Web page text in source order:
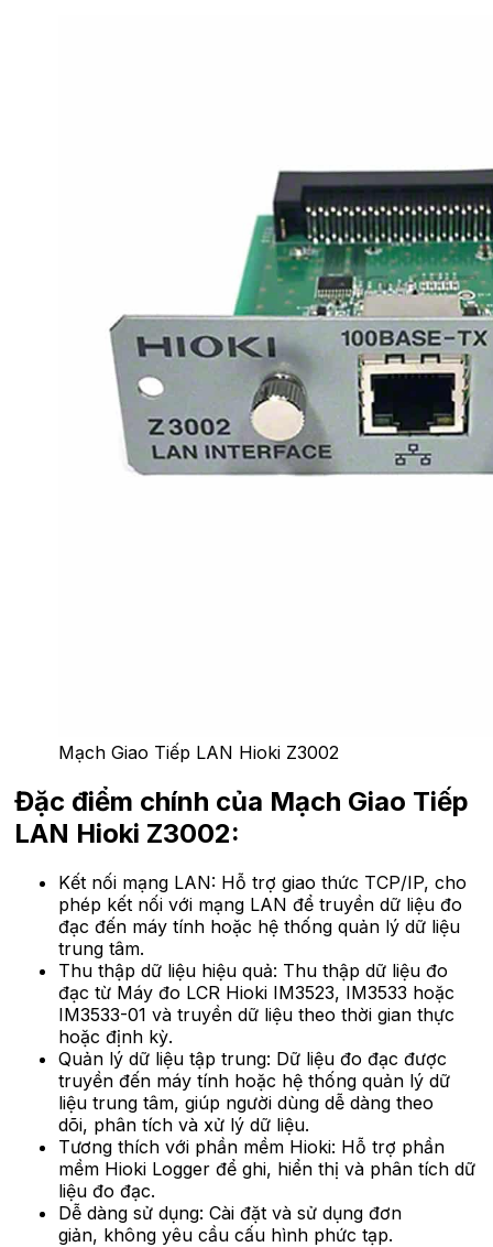
Mạch Giao Tiếp LAN Hioki Z3002
Đặc điểm chính của Mạch Giao Tiếp
LAN Hioki Z3002:
Kết nối mạng LAN: Hỗ trợ giao thức TCP/IP, cho
phép kết nối với mạng LAN để truyền dữ liệu đo
đạc đến máy tính hoặc hệ thống quản lý dữ liệu
trung tâm.
Thu thập dữ liệu hiệu quả: Thu thập dữ liệu đo
đạc từ Máy đo LCR Hioki IM3523, IM3533 hoặc
IM3533-01 và truyền dữ liệu theo thời gian thực
hoặc định kỳ.
Quản lý dữ liệu tập trung: Dữ liệu đo đạc được
truyền đến máy tính hoặc hệ thống quản lý dữ
liệu trung tâm, giúp người dùng dễ dàng theo
dõi, phân tích và xử lý dữ liệu.
Tương thích với phần mềm Hioki: Hỗ trợ phần
mềm Hioki Logger để ghi, hiển thị và phân tích dữ
liệu đo đạc.
Dễ dàng sử dụng: Cài đặt và sử dụng đơn
giản, không yêu cầu cấu hình phức tạp.